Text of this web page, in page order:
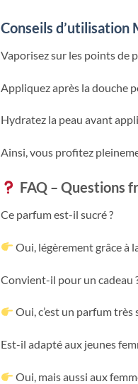
Conseils d’utilisation
Vaporisez sur les points de
Appliquez après la douche
Hydratez la peau avant
Ainsi, vous profitez
FAQ – Questions
Ce parfum est-il sucré ?
Oui, légèrement grâce à
Convient-il pour un cadeau
Oui, c’est un parfum
Est-il adapté aux jeunes
Oui, mais aussi aux